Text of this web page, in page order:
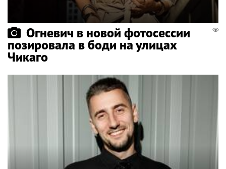
Огневич в новой фотосессии
позировала в боди на улицах
Чикаго